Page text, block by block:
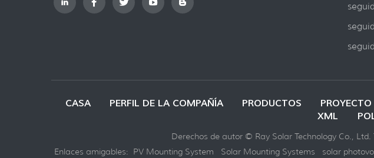
CASA PERFIL DE LA COMPAÑÍA PRODUCTOS PROYECTO
XML
Derechos de autor © Ray Solar Technology Co., Ltd.
Enlaces amigables: PV Mounting System Solar Mounting Systems solar